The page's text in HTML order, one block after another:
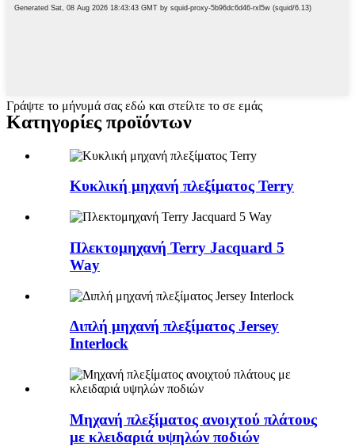
Γράψτε το μήνυμά σας εδώ και στείλτε το σε εμάς
Κατηγορίες προϊόντων
Κυκλική μηχανή πλεξίματος Terry
Πλεκτομηχανή Terry Jacquard 5
Way
Διπλή μηχανή πλεξίματος Jersey
Interlock
Μηχανή πλεξίματος ανοιχτού πλάτους
με κλειδαριά υψηλών ποδιών